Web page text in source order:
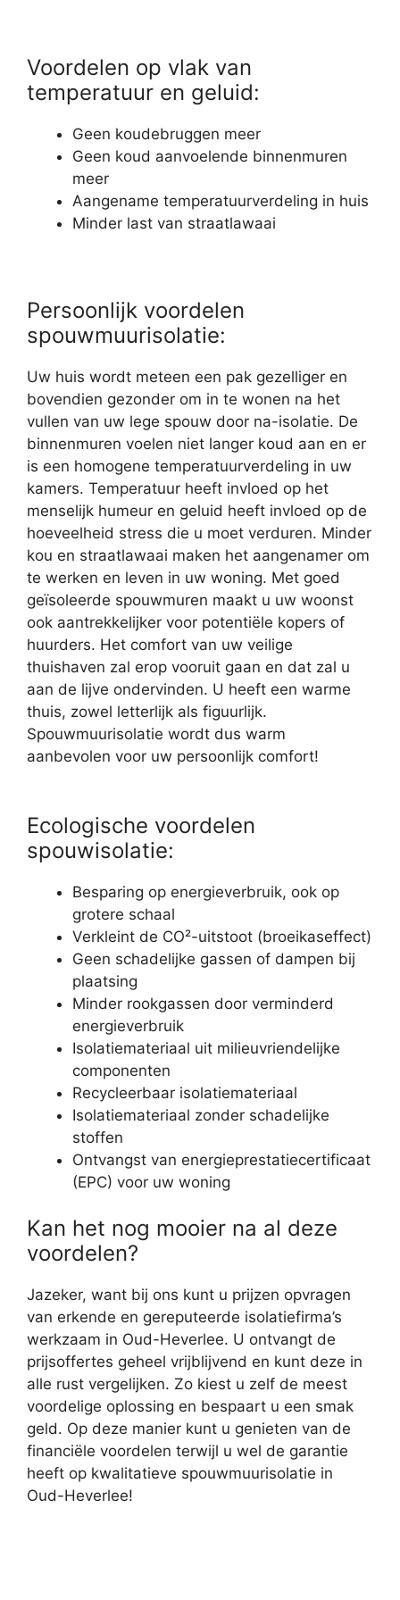
Voordelen op vlak van
temperatuur en geluid:
Geen koudebruggen meer
Geen koud aanvoelende binnenmuren
meer
Aangename temperatuurverdeling in huis
Minder last van straatlawaai
Persoonlijk voordelen
spouwmuurisolatie:
Uw huis wordt meteen een pak gezelliger en
bovendien gezonder om in te wonen na het
vullen van uw lege spouw door na-isolatie. De
binnenmuren voelen niet langer koud aan en er
is een homogene temperatuurverdeling in uw
kamers. Temperatuur heeft invloed op het
menselijk humeur en geluid heeft invloed op de
hoeveelheid stress die u moet verduren. Minder
kou en straatlawaai maken het aangenamer om
te werken en leven in uw woning. Met goed
geïsoleerde spouwmuren maakt u uw woonst
ook aantrekkelijker voor potentiële kopers of
huurders. Het comfort van uw veilige
thuishaven zal erop vooruit gaan en dat zal u
aan de lijve ondervinden. U heeft een warme
thuis, zowel letterlijk als figuurlijk.
Spouwmuurisolatie wordt dus warm
aanbevolen voor uw persoonlijk comfort!
Ecologische voordelen
spouwisolatie:
Besparing op energieverbruik, ook op
grotere schaal
Verkleint de CO²-uitstoot (broeikaseffect)
Geen schadelijke gassen of dampen bij
plaatsing
Minder rookgassen door verminderd
energieverbruik
Isolatiemateriaal uit milieuvriendelijke
componenten
Recycleerbaar isolatiemateriaal
Isolatiemateriaal zonder schadelijke
stoffen
Ontvangst van energieprestatiecertificaat
(EPC) voor uw woning
Kan het nog mooier na al deze
voordelen?
Jazeker, want bij ons kunt u prijzen opvragen
van erkende en gereputeerde isolatiefirma’s
werkzaam in Oud-Heverlee. U ontvangt de
prijsoffertes geheel vrijblijvend en kunt deze in
alle rust vergelijken. Zo kiest u zelf de meest
voordelige oplossing en bespaart u een smak
geld. Op deze manier kunt u genieten van de
financiële voordelen terwijl u wel de garantie
heeft op kwalitatieve spouwmuurisolatie in
Oud-Heverlee!